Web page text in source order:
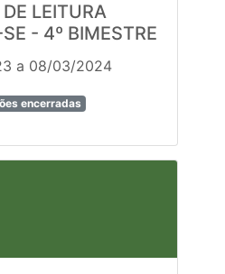
LEITURA
- 4º BIMESTRE
a 08/03/2024
encerradas